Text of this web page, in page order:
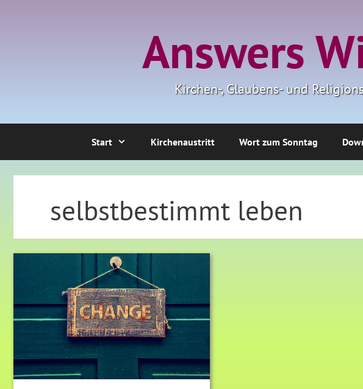
Answers
Kirchen-, Glaubens- und
Start Kirchenaustritt Wort zum Sonntag
selbstbestimmt leben